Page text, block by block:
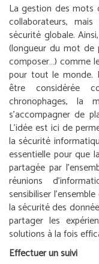
La gestion des mots
collaborateurs,
sécurité globale.
(longueur du mot de
composer…) comme
pour tout le monde.
être considérée
chronophages,
s’accompagner de
L’idée est ici de
la sécurité
essentielle pour que
partagée par
réunions
sensibiliser
la sécurité des
partager les
solutions à la fois
Effectuer un suivi